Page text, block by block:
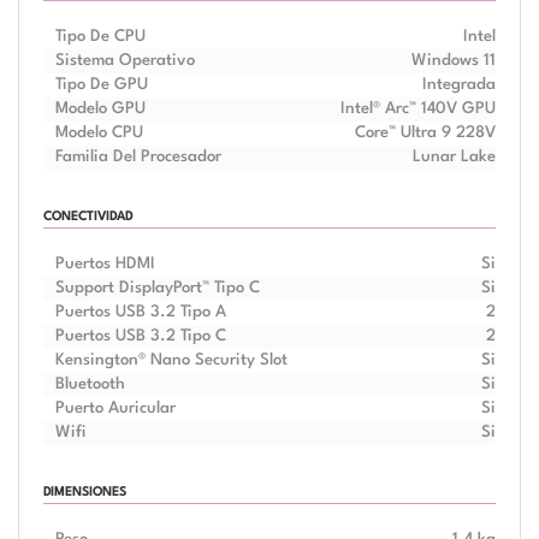
Tipo De CPU
Intel
Sistema Operativo
Windows 11
Tipo De GPU
Integrada
Modelo GPU
Intel® Arc™ 140V GPU
Modelo CPU
Core™ Ultra 9 228V
Familia Del Procesador
Lunar Lake
CONECTIVIDAD
Puertos HDMI
Si
Support DisplayPort™ Tipo C
Si
Puertos USB 3.2 Tipo A
2
Puertos USB 3.2 Tipo C
2
Kensington® Nano Security Slot
Si
Bluetooth
Si
Puerto Auricular
Si
Wifi
Si
DIMENSIONES